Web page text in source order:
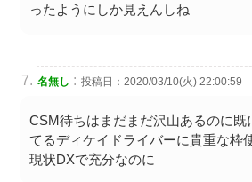
ったようにしか見えんしね
名無し : 投稿日：2020/03/10(火) 22:00:59
CSM待ちはまだまだ沢山あるのに既
てるディケイドライバーに貴重な枠
現状DXで充分なのに